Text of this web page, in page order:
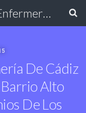
Excmo. Colegio de Enfermería de Cádiz
De Cádiz
Barrio Alto
De Los